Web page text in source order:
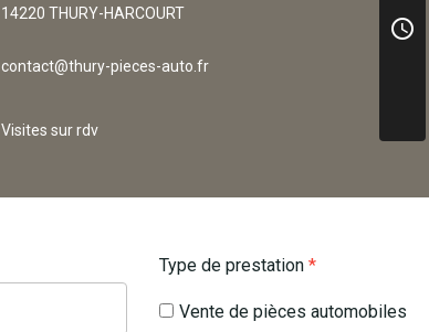
14220 THURY-HARCOURT
contact@thury-pieces-auto.fr
Visites sur rdv
access_time
Type de prestation *
Vente de pièces automobiles